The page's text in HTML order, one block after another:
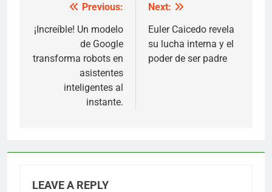
navigation
Previous:
¡Increíble! Un modelo
de Google
transforma robots en
asistentes
inteligentes al
instante.
Next:
Euler Caicedo revela
su lucha interna y el
poder de ser padre
LEAVE A REPLY